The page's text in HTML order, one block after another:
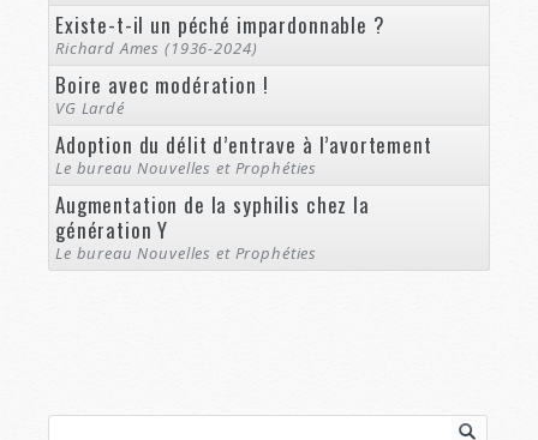
Existe-t-il un péché impardonnable ?
Richard Ames (1936-2024)
Boire avec modération !
VG Lardé
Adoption du délit d’entrave à l’avortement
Le bureau Nouvelles et Prophéties
Augmentation de la syphilis chez la
génération Y
Le bureau Nouvelles et Prophéties